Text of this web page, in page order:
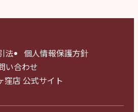
法
個人情報保護方針
い合わせ
窪店 公式サイト